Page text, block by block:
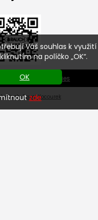
Váš souhlas k využití
na políčko „OK“.
OK
zde
| Nastavení cookies
návrh:Pavel Kocourek